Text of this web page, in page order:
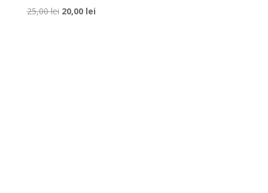
25,00lei Prețul
20,00 leiPrețul